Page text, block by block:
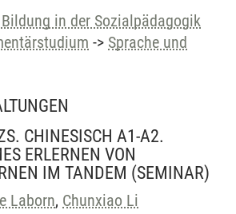
in der Sozialpädagogik
-> Sprache und
CHINESISCH A1-A2.
ERLERNEN VON
IM TANDEM (SEMINAR)
Laborn, Chunxiao Li